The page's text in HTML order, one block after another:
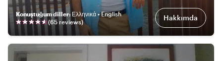
Konuştuğum diller: Ελληνικά • English
(65reviews) Hakkımda